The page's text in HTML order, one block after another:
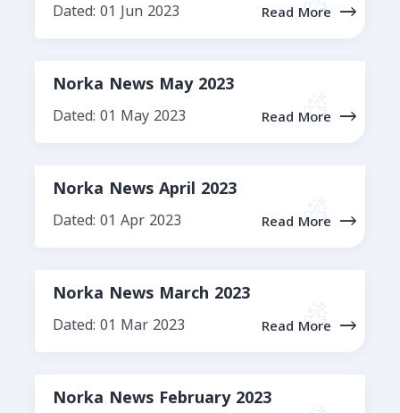
Dated: 01 Jun 2023 Read More
Norka News May 2023
Dated: 01 May 2023 Read More
Norka News April 2023
Dated: 01 Apr 2023 Read More
Norka News March 2023
Dated: 01 Mar 2023 Read More
Norka News February 2023